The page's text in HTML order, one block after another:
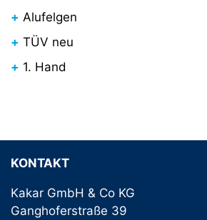
Alufelgen
TÜV neu
1. Hand
KONTAKT
Kakar GmbH & Co KG
Ganghoferstraße 39